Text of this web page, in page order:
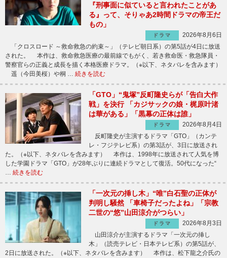
『刑事面に似ていると言われたことがあ
る』って、そりゃあ2時間ドラマの帝王だ
もの」
ドラマ
2026年8月6日
「クロスロード ～救命救急の約束～」（テレビ朝日系）の第5話が4日に放送
された。 本作は、救命救急医療の最前線でもがく、若き救命医・救急隊員・
警察官らの正義と成長を描く本格医療ドラマ。（※以下、ネタバレを含みます）
遥（今田美桜）や桐 … 続きを読む
「GTO」“鬼塚”反町隆史らが「告白大作
戦」を決行 「カジサックの娘・梶原叶渚
は華がある」「黒幕の正体は誰」
ドラマ
2026年8月4日
反町隆史が主演するドラマ「GTO」（カンテ
レ・フジテレビ系）の第3話が、3日に放送され
た。（※以下、ネタバレを含みます） 本作は、1998年に放送されて人気を博
した学園ドラマ「GTO」が28年ぶりに連続ドラマとして復活。50代になった“
… 続きを読む
「一次元の挿し木」“唯”白石聖の正体が
判明し騒然 「車椅子だったよね」「宗教
二世の“悠”山田涼介がつらい」
ドラマ
2026年8月3日
山田涼介が主演するドラマ「一次元の挿し
木」（読売テレビ・日本テレビ系）の第5話が、
2日に放送された。（※以下、ネタバレを含みます） 本作は、松下龍之介氏の